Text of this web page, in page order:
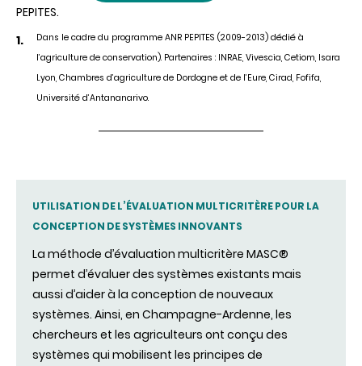
PEPITES.
Dans le cadre du programme ANR PEPITES (2009-2013) dédié à
l’agriculture de conservation). Partenaires : INRAE, Vivescia, Cetiom, Isara
Lyon, Chambres d’agriculture de Dordogne et de l’Eure, Cirad, Fofifa,
Université d’Antananarivo.
UTILISATION DE L’ÉVALUATION MULTICRITÈRE POUR LA
CONCEPTION DE SYSTÈMES INNOVANTS
La méthode d’évaluation multicritère MASC®
permet d’évaluer des systèmes existants mais
aussi d’aider à la conception de nouveaux
systèmes. Ainsi, en Champagne-Ardenne, les
chercheurs et les agriculteurs ont conçu des
systèmes qui mobilisent les principes de